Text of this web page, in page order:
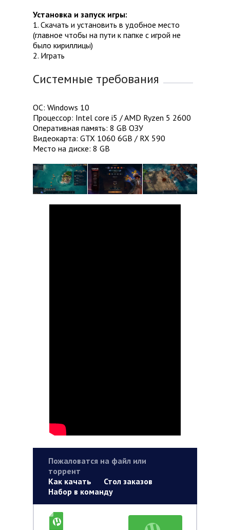
Установка и запуск игры:
1. Скачать и установить в удобное место
(главное чтобы на пути к папке с игрой не
было кириллицы)
2. Играть
Системные требования
ОС: Windows 10
Процессор: Intel core i5 / AMD Ryzen 5 2600
Оперативная память: 8 GB ОЗУ
Видеокарта: GTX 1060 6GB / RX 590
Место на диске: 8 GB
Пожаловатся на файл или
торрент
Как качать
Стол заказов
Набор в команду